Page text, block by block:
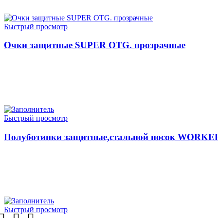
Быстрый просмотр
Очки защитные SUPER OTG. прозрачные
Быстрый просмотр
Полуботинки защитные,стальной носок
Быстрый просмотр